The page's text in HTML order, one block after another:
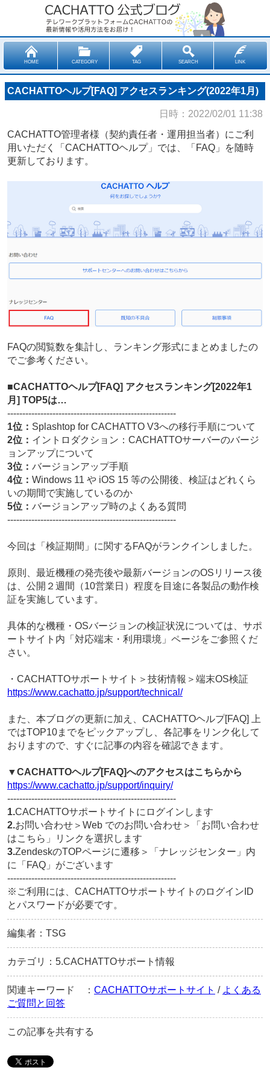
HOME CATEGORY TAG SEARCH LINK
CACHATTOヘルプ[FAQ] アクセスランキング(2022年1月)
日時：2022/02/01 11:38
CACHATTO管理者様（契約責任者・運用担当者）にご利
用いただく「CACHATTOヘルプ」では、「FAQ」を随時
更新しております。
FAQの閲覧数を集計し、ランキング形式にまとめましたの
でご参考ください。
■CACHATTOヘルプ[FAQ] アクセスランキング[2022年1
月] TOP5は…
--------------------------------------------------------
1位： Splashtop for CACHATTO V3への移行手順について
2位： イントロダクション：CACHATTOサーバーのバージ
ョンアップについて
3位： バージョンアップ手順
4位： Windows 11 や iOS 15 等の公開後、検証はどれくら
いの期間で実施しているのか
5位： バージョンアップ時のよくある質問
--------------------------------------------------------
今回は「検証期間」に関するFAQがランクインしました。
原則、最近機種の発売後や最新バージョンのOSリリース後
は、公開２週間（10営業日）程度を目途に各製品の動作検
証を実施しています。
具体的な機種・OSバージョンの検証状況については、サポ
ートサイト内「対応端末・利用環境」ページをご参照くだ
さい。
・CACHATTOサポートサイト＞技術情報＞端末OS検証
https://www.cachatto.jp/support/technical/
また、本ブログの更新に加え、CACHATTOヘルプ[FAQ] 上
ではTOP10までをピックアップし、各記事をリンク化して
おりますので、すぐに記事の内容を確認できます。
▼CACHATTOヘルプ[FAQ]へのアクセスはこちらから
https://www.cachatto.jp/support/inquiry/
--------------------------------------------------------
1.CACHATTOサポートサイトにログインします
2.お問い合わせ＞Web でのお問い合わせ＞「お問い合わせ
はこちら」リンクを選択します
3.ZendeskのTOPページに遷移＞「ナレッジセンター」内
に「FAQ」がございます
--------------------------------------------------------
※ご利用には、CACHATTOサポートサイトのログインID
とパスワードが必要です。
編集者：TSG
カテゴリ：5.CACHATTOサポート情報
関連キーワード ： CACHATTOサポートサイト / よくある
ご質問と回答
この記事を共有する